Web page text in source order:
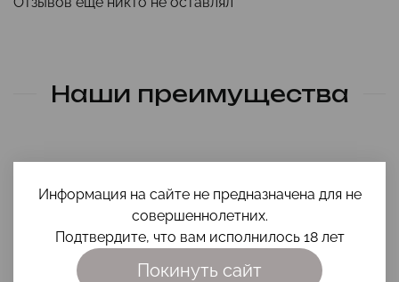
Наши преимущества
Помощь в выборе
Информация на сайте не предназначена для не
совершеннолетних.
Подтвердите, что вам исполнилось 18 лет
Покинуть сайт